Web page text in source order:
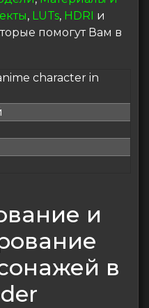
, LUTs, HDRI и
помогут Вам в
character in
и
в